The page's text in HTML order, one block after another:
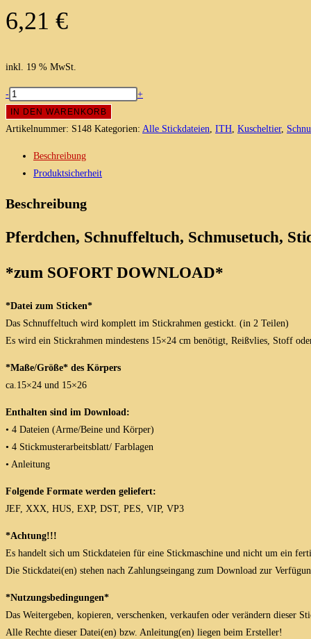
6,21 €
inkl. 19 % MwSt.
Pferdchen
Schnuffeltuch,
Schmusetuch,
15x24/16x26
- +
IN DEN WARENKORB
Artikelnummer: S148 Kategorien: Alle Stickdateien ITH Kuscheltier,
Beschreibung
Produktsicherheit
Beschreibung
Pferdchen, Schnuffeltuch, Schmusetuch,
*zum SOFORT DOWNLOAD*
*Datei zum Sticken*
Das Schnuffeltuch wird komplett im Stickrahmen gestickt. (in 2 Teilen)
Es wird ein Stickrahmen mindestens 15×24 cm benötigt, Reißvlies, Stoff
*Maße/Größe* des Körpers
ca.15×24 und 15×26
Enthalten sind im Download:
• 4 Dateien (Arme/Beine und Körper)
• 4 Stickmusterarbeitsblatt/ Farblagen
• Anleitung
Folgende Formate werden geliefert:
JEF, XXX, HUS, EXP, DST, PES, VIP, VP3
*Achtung!!!
Es handelt sich um Stickdateien für eine Stickmaschine und nicht um ein
Die Stickdatei(en) stehen nach Zahlungseingang zum Download zur
*Nutzungsbedingungen*
Das Weitergeben, kopieren, verschenken, verkaufen oder verändern dieser
Alle Rechte dieser Datei(en) bzw. Anleitung(en) liegen beim Ersteller!